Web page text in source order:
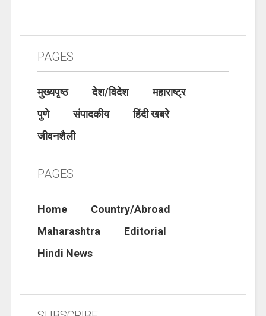
PAGES
मुख्यपृष्ठ देश/विदेश
महाराष्ट्र
पुणे
संपादकीय
हिंदी खबरे
जीवनशैली
PAGES
Home
Country/Abroad
Maharashtra
Editorial
Hindi News